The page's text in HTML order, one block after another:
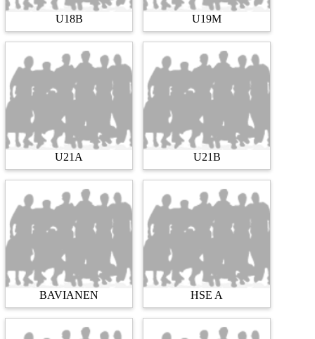
U18B U19M
U21A U21B
BAVIANEN HSE A